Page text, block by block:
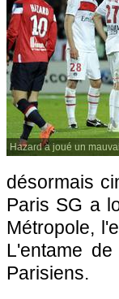
Hazard a joué un
désormais
Paris SG a
Métropole,
L'entame
Parisiens.